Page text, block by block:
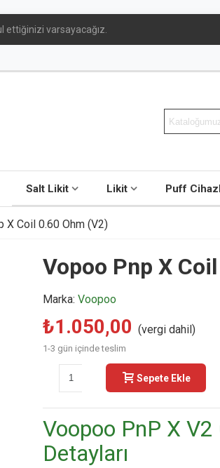
ettiğinizi varsayacağız.
Salt Likit Likit Puff
X Coil 0.60 Ohm (V2)
Vopoo Pnp X
Marka: Voopoo
₺1.050,00 (vergi dahil)
1-3 gün içinde teslim
Sepete Ekle
Voopoo PnP X
Detayları